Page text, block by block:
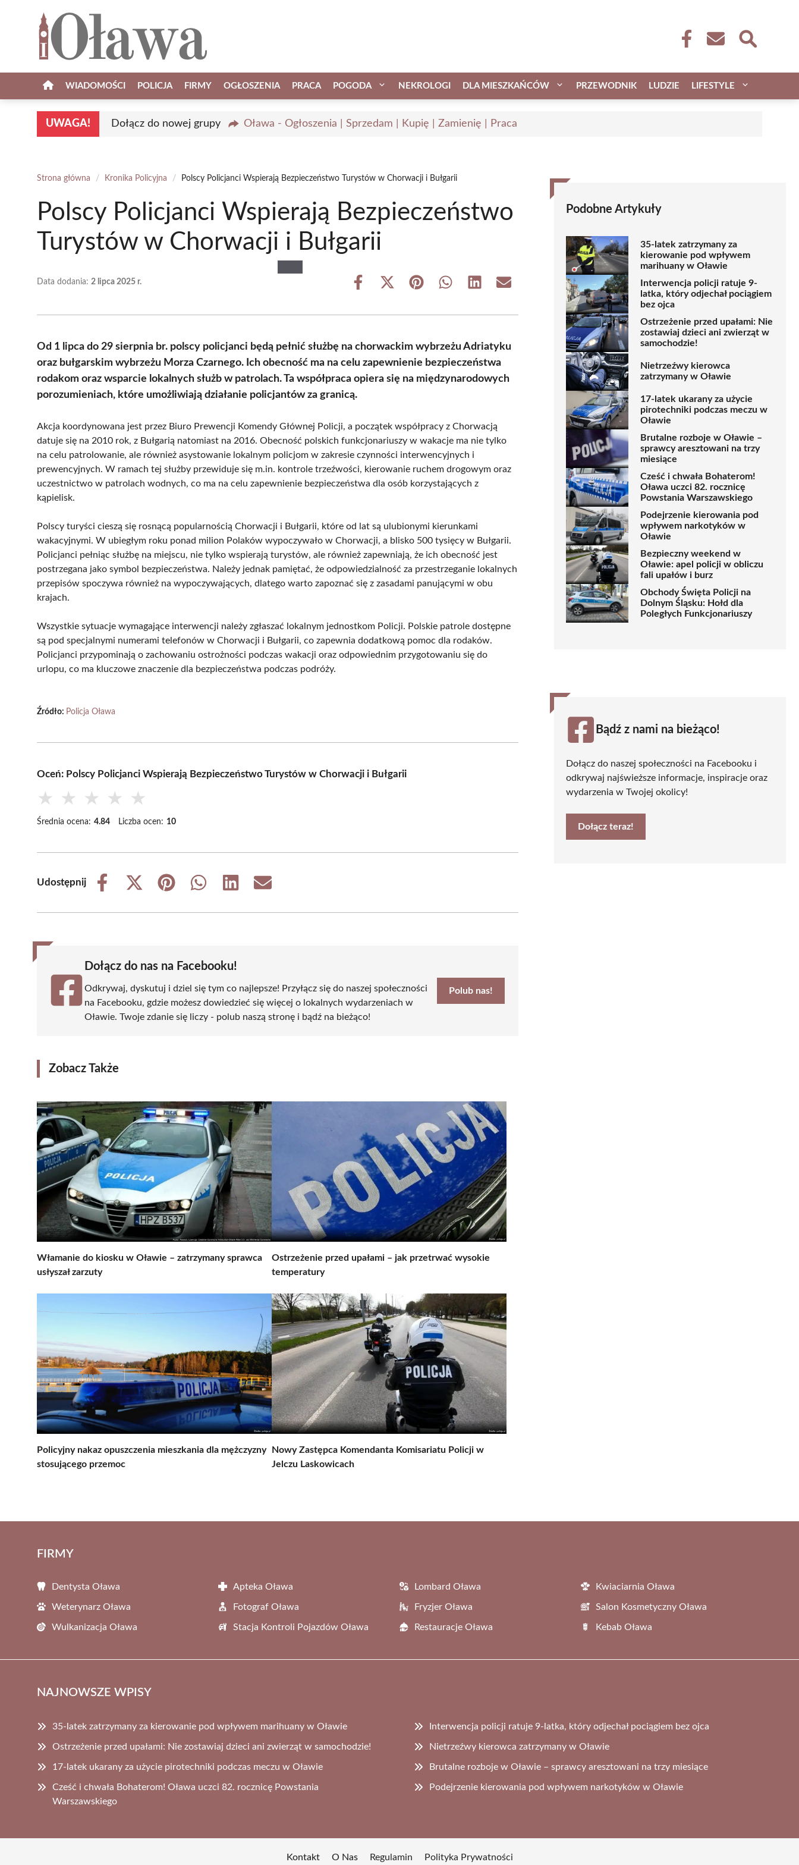
WIADOMOŚCI POLICJA FIRMY OGŁOSZENIA PRACA POGODA NEKROLOGI DLA MIESZKAŃCÓW PRZEWODNIK LUDZIE LIFESTYLE
UWAGA! Dołącz do nowej grupy Oława - Ogłoszenia | Sprzedam | Kupię | Zamienię | Praca
Strona główna / Kronika Policyjna / Polscy Policjanci Wspierają Bezpieczeństwo Turystów w Chorwacji i Bułgarii
Polscy Policjanci Wspierają Bezpieczeństwo
Turystów w Chorwacji i Bułgarii
Data dodania: 2 lipca 2025 r.
Share
Share
(Twitter)
Share Share Share Share
Od 1 lipca do 29 sierpnia br. polscy policjanci będą pełnić służbę na chorwackim wybrzeżu Adriatyku
oraz bułgarskim wybrzeżu Morza Czarnego. Ich obecność ma na celu zapewnienie bezpieczeństwa
rodakom oraz wsparcie lokalnych służb w patrolach. Ta współpraca opiera się na międzynarodowych
porozumieniach, które umożliwiają działanie policjantów za granicą.
Akcja koordynowana jest przez Biuro Prewencji Komendy Głównej Policji, a początek współpracy z Chorwacją
datuje się na 2010 rok, z Bułgarią natomiast na 2016. Obecność polskich funkcjonariuszy w wakacje ma nie tylko
na celu patrolowanie, ale również asystowanie lokalnym policjom w zakresie czynności interwencyjnych i
prewencyjnych. W ramach tej służby przewiduje się m.in. kontrole trzeźwości, kierowanie ruchem drogowym oraz
uczestnictwo w patrolach wodnych, co ma na celu zapewnienie bezpieczeństwa dla osób korzystających z
kąpielisk.
Polscy turyści cieszą się rosnącą popularnością Chorwacji i Bułgarii, które od lat są ulubionymi kierunkami
wakacyjnymi. W ubiegłym roku ponad milion Polaków wypoczywało w Chorwacji, a blisko 500 tysięcy w Bułgarii.
Policjanci pełniąc służbę na miejscu, nie tylko wspierają turystów, ale również zapewniają, że ich obecność jest
postrzegana jako symbol bezpieczeństwa. Należy jednak pamiętać, że odpowiedzialność za przestrzeganie lokalnych
przepisów spoczywa również na wypoczywających, dlatego warto zapoznać się z zasadami panującymi w obu
krajach.
Wszystkie sytuacje wymagające interwencji należy zgłaszać lokalnym jednostkom Policji. Polskie patrole dostępne
są pod specjalnymi numerami telefonów w Chorwacji i Bułgarii, co zapewnia dodatkową pomoc dla rodaków.
Policjanci przypominają o zachowaniu ostrożności podczas wakacji oraz odpowiednim przygotowaniu się do
urlopu, co ma kluczowe znaczenie dla bezpieczeństwa podczas podróży.
Źródło: Policja Oława
Oceń: Polscy Policjanci Wspierają Bezpieczeństwo Turystów w Chorwacji i Bułgarii
★ ★ ★ ★ ★
Średnia ocena: 4.84 Liczba ocen: 10
Udostępnij
Share
Share
(Twitter)
Share
Share
Share
Share
Dołącz do nas na Facebooku!
Odkrywaj, dyskutuj i dziel się tym co najlepsze! Przyłącz się do naszej społeczności
na Facebooku, gdzie możesz dowiedzieć się więcej o lokalnych wydarzeniach w
Oławie. Twoje zdanie się liczy - polub naszą stronę i bądź na bieżąco!
Polub nas!
Zobacz Także
Włamanie do kiosku w Oławie – zatrzymany sprawca
usłyszał zarzuty
Ostrzeżenie przed upałami – jak przetrwać wysokie
temperatury
Policyjny nakaz opuszczenia mieszkania dla mężczyzny
stosującego przemoc
Nowy Zastępca Komendanta Komisariatu Policji w
Jelczu Laskowicach
Podobne Artykuły
35-latek zatrzymany za
kierowanie pod wpływem
marihuany w Oławie
Interwencja policji ratuje 9-
latka, który odjechał pociągiem
bez ojca
Ostrzeżenie przed upałami: Nie
zostawiaj dzieci ani zwierząt w
samochodzie!
Nietrzeźwy kierowca
zatrzymany w Oławie
17-latek ukarany za użycie
pirotechniki podczas meczu w
Oławie
Brutalne rozboje w Oławie –
sprawcy aresztowani na trzy
miesiące
Cześć i chwała Bohaterom!
Oława uczci 82. rocznicę
Powstania Warszawskiego
Podejrzenie kierowania pod
wpływem narkotyków w
Oławie
Bezpieczny weekend w
Oławie: apel policji w obliczu
fali upałów i burz
Obchody Święta Policji na
Dolnym Śląsku: Hołd dla
Poległych Funkcjonariuszy
Bądź z nami na bieżąco!
Dołącz do naszej społeczności na Facebooku i
odkrywaj najświeższe informacje, inspiracje oraz
wydarzenia w Twojej okolicy!
Dołącz teraz!
FIRMY
Dentysta Oława Apteka Oława Lombard Oława Kwiaciarnia Oława
Weterynarz Oława Fotograf Oława Fryzjer Oława Salon Kosmetyczny Oława
Wulkanizacja Oława Stacja Kontroli Pojazdów Oława Restauracje Oława Kebab Oława
NAJNOWSZE WPISY
35-latek zatrzymany za kierowanie pod wpływem marihuany w Oławie Interwencja policji ratuje 9-latka, który odjechał pociągiem bez ojca
Ostrzeżenie przed upałami: Nie zostawiaj dzieci ani zwierząt w samochodzie! Nietrzeźwy kierowca zatrzymany w Oławie
17-latek ukarany za użycie pirotechniki podczas meczu w Oławie Brutalne rozboje w Oławie – sprawcy aresztowani na trzy miesiące
Cześć i chwała Bohaterom! Oława uczci 82. rocznicę Powstania
Warszawskiego
Podejrzenie kierowania pod wpływem narkotyków w Oławie
Kontakt O Nas Regulamin Polityka Prywatności